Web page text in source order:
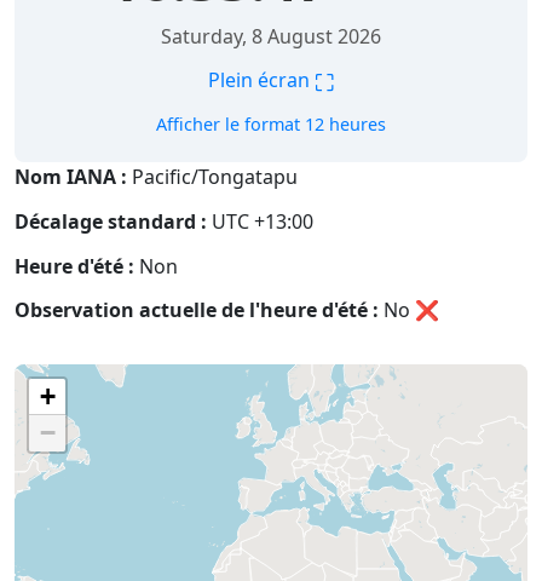
Saturday, 8 August 2026
Plein écran ⛶
Afficher le format 12 heures
Nom IANA : Pacific/Tongatapu
Décalage standard : UTC +13:00
Heure d'été : Non
Observation actuelle de l'heure d'été : No ❌
+
−